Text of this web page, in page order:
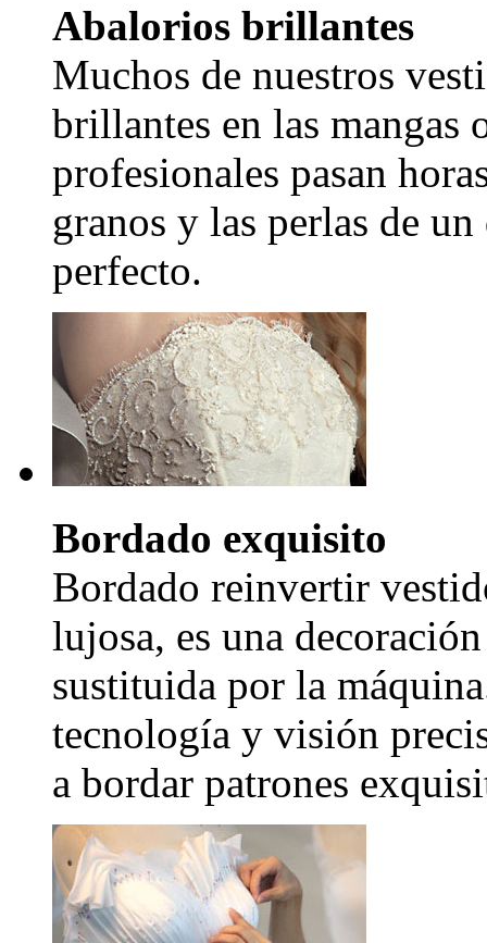
Abalorios brillantes
Muchos de nuestros
brillantes en las mangas
profesionales pasan
granos y las perlas de
perfecto.
Bordado exquisito
Bordado reinvertir
lujosa, es una
sustituida por la
tecnología y visión
a bordar patrones